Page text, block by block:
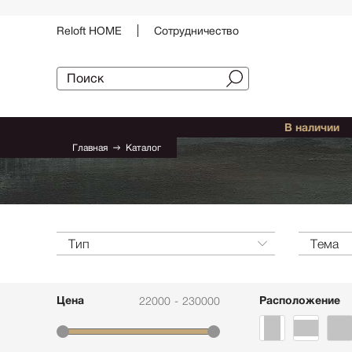
Reloft HOME Сотрудничество
В наличии
Живопись
Скульптура
Графика
Панно
Бренды
Авторы
Примерка картин
Подбор картин
Главная Каталог
Тип Тема
Цена 22000 - 230000 Расположение